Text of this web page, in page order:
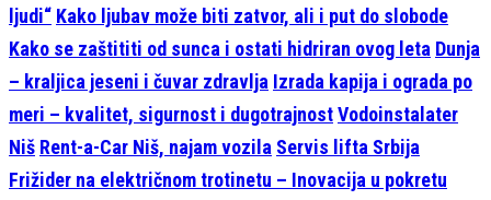
ljudi“ Kako ljubav može biti zatvor, ali i put do slobode
Kako se zaštititi od sunca i ostati hidriran ovog leta Dunja
– kraljica jeseni i čuvar zdravlja Izrada kapija i ograda po
meri – kvalitet, sigurnost i dugotrajnostVodoinstalater
Niš Rent-a-Car Niš, najam vozila Servis lifta Srbija
Frižider na električnom trotinetu – Inovacija u pokretu